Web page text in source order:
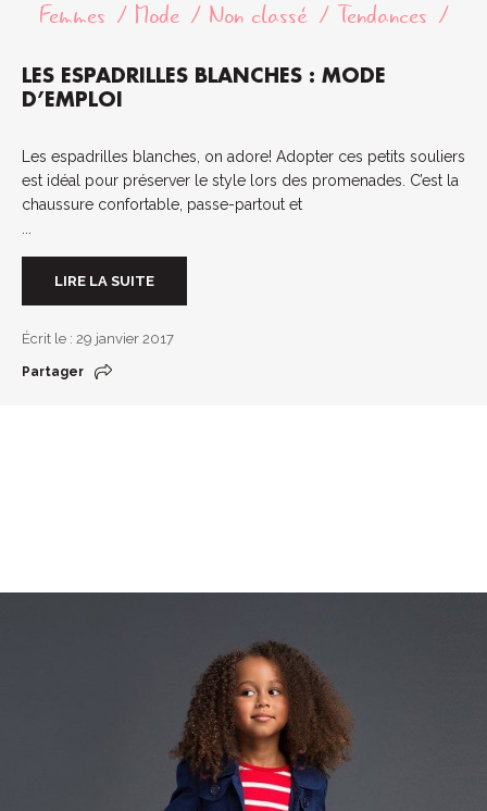
Femmes Mode Non classé Tendances
LES ESPADRILLES BLANCHES : MODE
D’EMPLOI
Les espadrilles blanches, on adore! Adopter ces petits souliers
est idéal pour préserver le style lors des promenades. C’est la
chaussure confortable, passe-partout et
LIRE LA SUITE
Écrit le : 29 janvier 2017
Partager